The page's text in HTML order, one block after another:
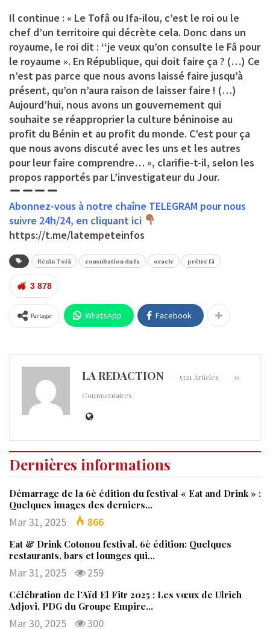
Il continue : « Le Tofâ ou Ifa-ilou, c’est le roi ou le
chef d’un territoire qui décrète cela. Donc dans un
royaume, le roi dit : ‘‘je veux qu’on consulte le Fâ pour
le royaume ». En République, qui doit faire ça ? (…) Ce
n’est pas parce que nous avons laissé faire jusqu’à
présent, qu’on n’aura raison de laisser faire ! (…)
Aujourd’hui, nous avons un gouvernement qui
souhaite se réapproprier la culture béninoise au
profit du Bénin et au profit du monde. C’est pour ça
que nous avons discuté avec les uns et les autres
pour leur faire comprendre… », clarifie-t-il, selon les
propos rapportés par L’investigateur du Jour.
Abonnez-vous à notre chaîne TELEGRAM pour nous
suivre 24h/24, en cliquant ici
https://t.me/latempeteinfos
Bénin Tofâ consultation du fa oracle prêtre fâ
3 878
Partager WhatsApp Facebook
LA REDACTION 5321 Articles
0
Commentaires
Dernières informations
Démarrage de la 6è édition du festival « Eat and Drink » :
Quelques images des derniers…
Mar 31, 2025 866
Eat & Drink Cotonou festival, 6è édition: Quelques
restaurants, bars et lounges qui…
Mar 31, 2025 259
Célébration de l’Aïd El Fitr 2025 : Les vœux de Ulrich
Adjovi, PDG du Groupe Empire…
Mar 30, 2025 300